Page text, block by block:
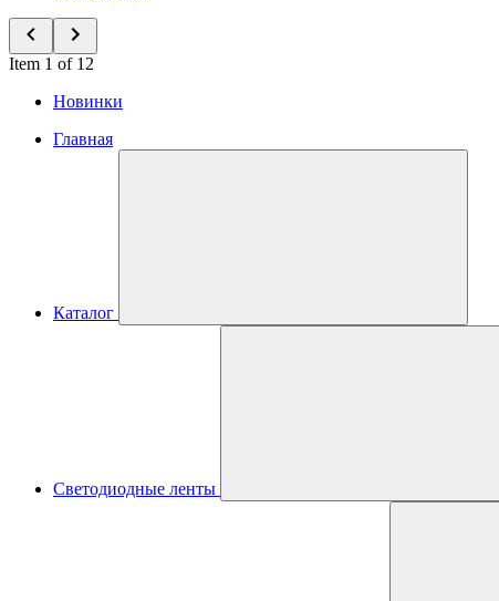
Item 1 of 12
Новинки
Главная
Каталог
Светодиодные ленты